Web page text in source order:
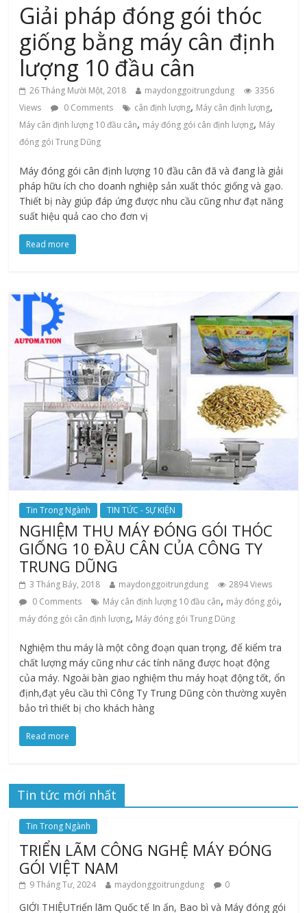
Giải pháp đóng gói thóc
giống bằng máy cân định
lượng 10 đầu cân
26 Tháng Mười Một, 2018 maydonggoitrungdung
3356
Views
0 Comments cân định lượng, Máy cân định lượng,
Máy cân định lượng 10 đầu cân, máy đóng gói cân định lượng, Máy
đóng gói Trung Dũng
Máy đóng gói cân định lượng 10 đầu cân đã và đang là giải
pháp hữu ích cho doanh nghiệp sản xuất thóc giống và gạo.
Thiết bị này giúp đáp ứng được nhu cầu cũng như đạt năng
suất hiệu quả cao cho đơn vị
Read more
Tin Trong Ngành TIN TỨC - SỰ KIỆN
NGHIỆM THU MÁY ĐÓNG GÓI THÓC
GIỐNG 10 ĐẦU CÂN CỦA CÔNG TY
TRUNG DŨNG
3 Tháng Bảy, 2018 maydonggoitrungdung
2894 Views
0 Comments
Máy cân định lượng 10 đầu cân, máy đóng gói,
máy đóng gói cân định lượng, Máy đóng gói Trung Dũng
Nghiệm thu máy là một công đoạn quan trọng, để kiểm tra
chất lượng máy cũng như các tính năng được hoạt động
của máy. Ngoài bàn giao nghiệm thu máy hoạt động tốt, ổn
định,đạt yêu cầu thì Công Ty Trung Dũng còn thường xuyên
bảo trì thiết bị cho khách hàng
Read more
Tin tức mới nhất
Tin Trong Ngành
TRIỂN LÃM CÔNG NGHỆ MÁY ĐÓNG
GÓI VIỆT NAM
9 Tháng Tư, 2024 maydonggoitrungdung 0
GIỚI THIỆUTriển lãm Quốc tế In ấn, Bao bì và Máy đóng gói